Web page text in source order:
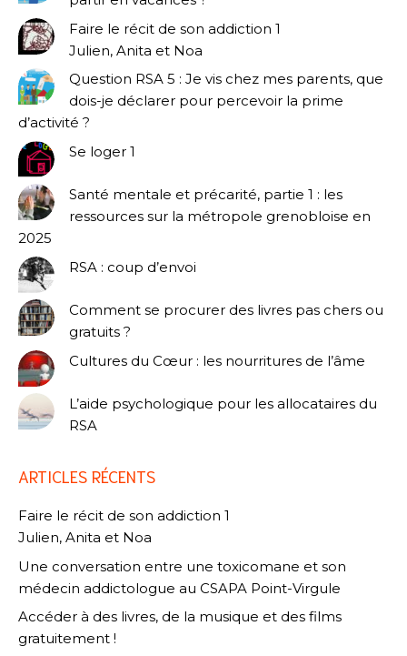
Faire le récit de son addiction 1
Julien, Anita et Noa
Question RSA 5 : Je vis chez mes parents, que
dois-je déclarer pour percevoir la prime
d’activité ?
Se loger 1
Santé mentale et précarité, partie 1 : les
ressources sur la métropole grenobloise en
2025
RSA : coup d’envoi
Comment se procurer des livres pas chers ou
gratuits ?
Cultures du Cœur : les nourritures de l’âme
L’aide psychologique pour les allocataires du
RSA
ARTICLES RÉCENTS
Faire le récit de son addiction 1
Julien, Anita et Noa
Une conversation entre une toxicomane et son
médecin addictologue au CSAPA Point-Virgule
Accéder à des livres, de la musique et des films
gratuitement !